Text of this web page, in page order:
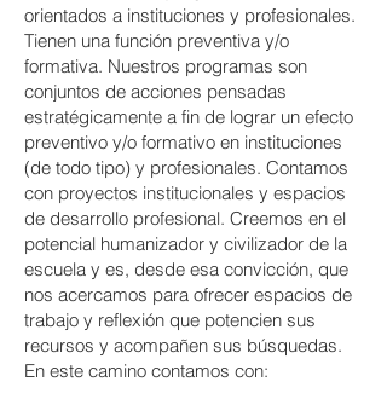
orientados a instituciones y profesionales.
Tienen una función preventiva y/o
formativa. Nuestros programas son
conjuntos de acciones pensadas
estratégicamente a fin de lograr un efecto
preventivo y/o formativo en instituciones
(de todo tipo) y profesionales. Contamos
con proyectos institucionales y espacios
de desarrollo profesional. Creemos en el
potencial humanizador y civilizador de la
escuela y es, desde esa convicción, que
nos acercamos para ofrecer espacios de
trabajo y reflexión que potencien sus
recursos y acompañen sus búsquedas.
En este camino contamos con: